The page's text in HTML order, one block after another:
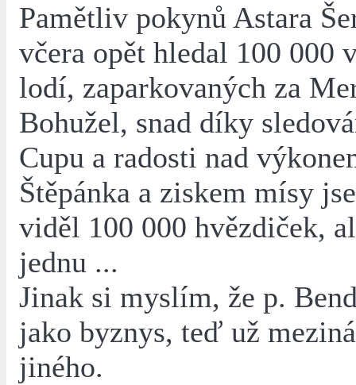
Pamětliv pokynů Astara
včera opět hledal 100 000
lodí, zaparkovaných za
Bohužel, snad díky
Cupu a radosti nad
Štěpánka a ziskem mísy
viděl 100 000 hvězdiček,
jednu ...
Jinak si myslím, že p.
jako byznys, teď už
jiného.